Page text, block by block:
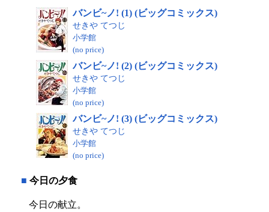
バンビ~ノ! (1) (ビッグコミックス)
せきや てつじ
小学館
(no price)
バンビ~ノ! (2) (ビッグコミックス)
せきや てつじ
小学館
(no price)
バンビ~ノ! (3) (ビッグコミックス)
せきや てつじ
小学館
(no price)
■ 今日の夕食
今日の献立。